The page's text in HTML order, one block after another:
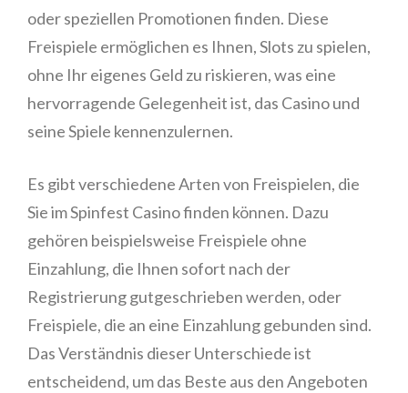
oder speziellen Promotionen finden. Diese
Freispiele ermöglichen es Ihnen, Slots zu spielen,
ohne Ihr eigenes Geld zu riskieren, was eine
hervorragende Gelegenheit ist, das Casino und
seine Spiele kennenzulernen.
Es gibt verschiedene Arten von Freispielen, die
Sie im Spinfest Casino finden können. Dazu
gehören beispielsweise Freispiele ohne
Einzahlung, die Ihnen sofort nach der
Registrierung gutgeschrieben werden, oder
Freispiele, die an eine Einzahlung gebunden sind.
Das Verständnis dieser Unterschiede ist
entscheidend, um das Beste aus den Angeboten